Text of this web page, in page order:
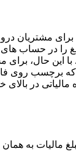
بالا، مالیات 0% را برای
را در حساب
مالیات به